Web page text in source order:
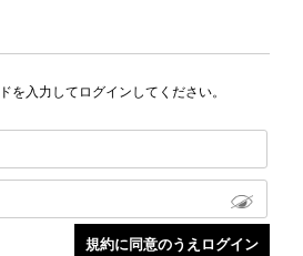
を入力してログインしてください。